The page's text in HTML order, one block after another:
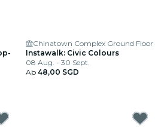
Chinatown Complex Ground Floor
Instawalk: Civic Colours
08 Aug. - 30 Sept.
Ab 48,00 SGD